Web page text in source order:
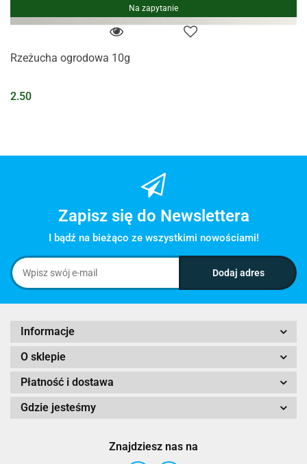
Na zapytanie
Rzeżucha ogrodowa 10g
2.50
Zapisz się do Newslettera
I bądź na bieżąco ze wszystkimi nowościami!
Informacje
O sklepie
Płatność i dostawa
Gdzie jesteśmy
Znajdziesz nas na